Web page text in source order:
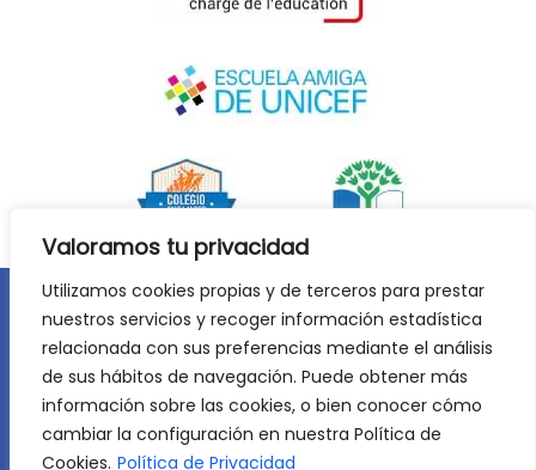
Valoramos tu privacidad
Utilizamos cookies propias y de terceros para prestar
nuestros servicios y recoger información estadística
relacionada con sus preferencias mediante el análisis
de sus hábitos de navegación. Puede obtener más
información sobre las cookies, o bien conocer cómo
cambiar la configuración en nuestra Política de
Cookies. Política de Privacidad
Aviso legal
Política de privacidad
Política de cookies
©2026Lycée Français Molière de Zaragoza. Todos los
derechos reservados. Desarrollo web:Jiménez Carbó Digital